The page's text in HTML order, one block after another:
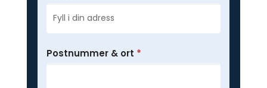
Postnummer & ort *